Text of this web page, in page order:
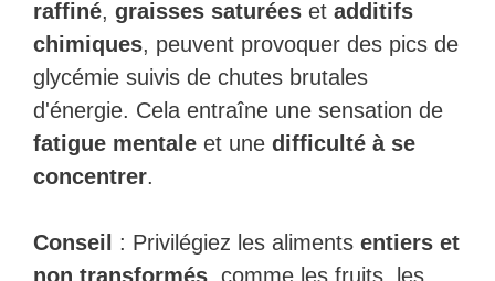
raffiné, graisses saturées et additifs
chimiques, peuvent provoquer des pics de
glycémie suivis de chutes brutales
d'énergie. Cela entraîne une sensation de
fatigue mentale et une difficulté à se
concentrer.
Conseil : Privilégiez les aliments entiers et
non transformés, comme les fruits, les